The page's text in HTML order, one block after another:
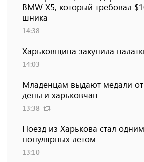
BMW Х5, который требовал
шника
14:38
Харьковщина закупила
14:03
Младенцам выдают медали от
деньги харьковчан
13:38
Поезд из Харькова стал
популярных летом
13:10